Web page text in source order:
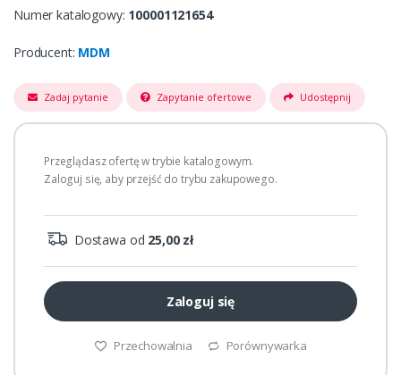
Numer katalogowy: 100001121654
Producent: MDM
Zadaj pytanie Zapytanie ofertowe Udostępnij
Przeglądasz ofertę w trybie katalogowym.
Zaloguj się, aby przejść do trybu zakupowego.
Dostawa od 25,00 zł
Zaloguj się
Przechowalnia Porównywarka